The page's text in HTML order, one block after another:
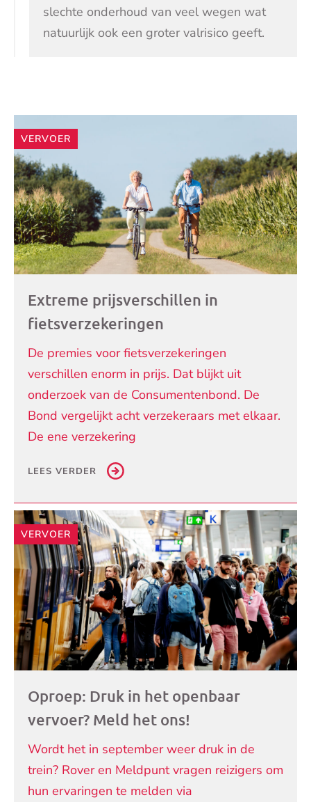
slechte onderhoud van veel wegen wat
natuurlijk ook een groter valrisico geeft.
Andere
artikelen
VERVOER
Extreme prijsverschillen in
fietsverzekeringen
De premies voor fietsverzekeringen
verschillen enorm in prijs. Dat blijkt uit
onderzoek van de Consumentenbond. De
Bond vergelijkt acht verzekeraars met elkaar.
De ene verzekering
LEES VERDER
VERVOER
Oproep: Druk in het openbaar
vervoer? Meld het ons!
Wordt het in september weer druk in de
trein? Rover en Meldpunt vragen reizigers om
hun ervaringen te melden via